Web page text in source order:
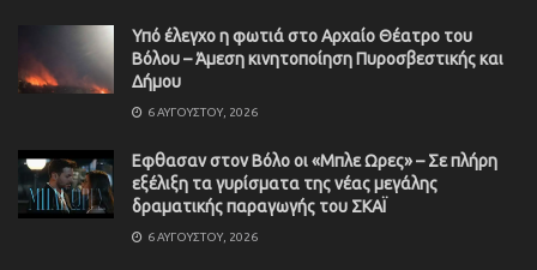
Υπό έλεγχο η φωτιά στο Αρχαίο Θέατρο του
Βόλου – Άμεση κινητοποίηση Πυροσβεστικής και
Δήμου
6 ΑΥΓΟΎΣΤΟΥ, 2026
Εφθασαν στον Βόλο οι «Μπλε Ωρες» – Σε πλήρη
εξέλιξη τα γυρίσματα της νέας μεγάλης
δραματικής παραγωγής του ΣΚΑΪ
6 ΑΥΓΟΎΣΤΟΥ, 2026